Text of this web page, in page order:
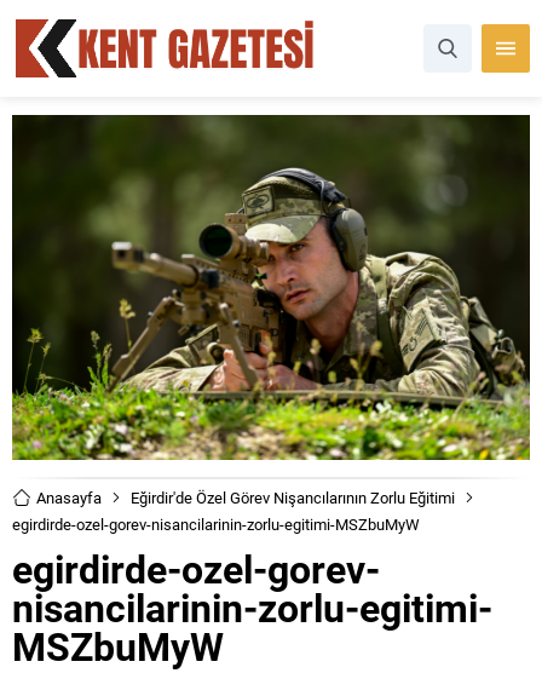
Anasayfa
Eğirdir'de Özel Görev Nişancılarının Zorlu Eğitimi
egirdirde-ozel-gorev-nisancilarinin-zorlu-egitimi-MSZbuMyW
egirdirde-ozel-gorev-
nisancilarinin-zorlu-egitimi-
MSZbuMyW